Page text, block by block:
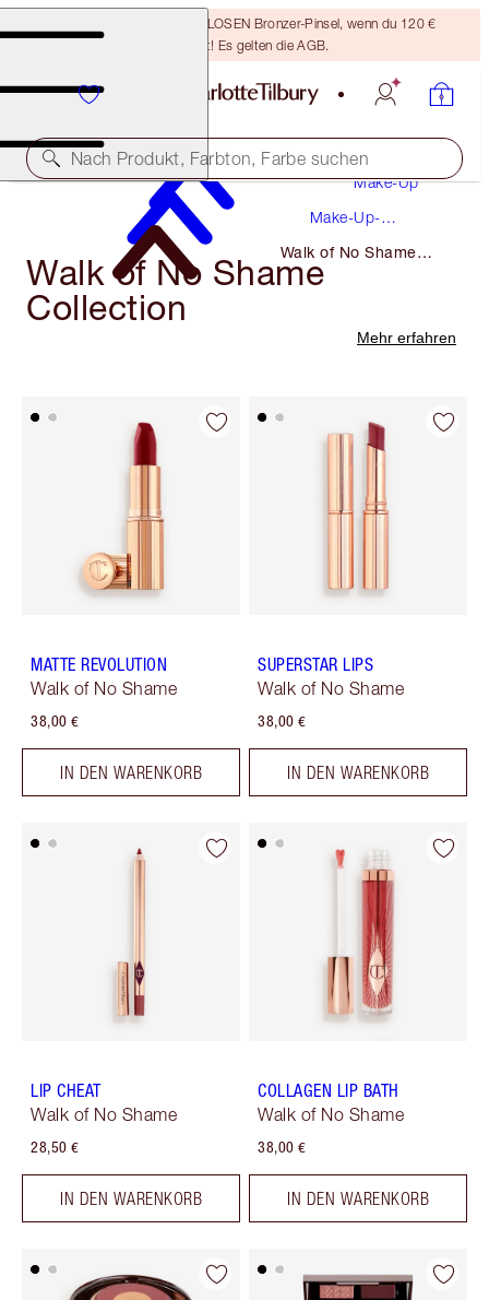
Sichere dir einen KOSTENLOSEN Bronzer-Pinsel, wenn du 120 €
ausgibst! Es gelten die AGB.
Nach Produkt, Farbton, Farbe suchen
Make-Up
Make-Up-
Walk of No Shame
Collection
Walk of No Shame
Collection
Mehr erfahren
MATTE REVOLUTION
Walk of No Shame
38,00 €
IN DEN WARENKORB
SUPERSTAR LIPS
Walk of No Shame
38,00 €
IN DEN WARENKORB
LIP CHEAT
Walk of No Shame
28,50 €
IN DEN WARENKORB
COLLAGEN LIP BATH
Walk of No Shame
38,00 €
IN DEN WARENKORB